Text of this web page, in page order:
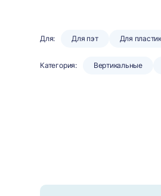
Для: Для пэт Для
Категория: Вертикальные